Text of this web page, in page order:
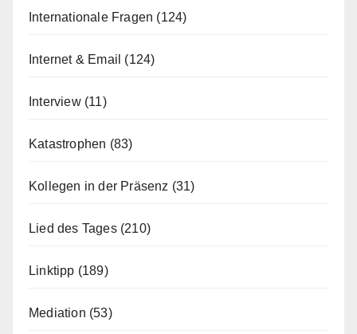
Internationale Fragen (124)
Internet & Email (124)
Interview(11)
Katastrophen (83)
Kollegen in der Präsenz (31)
Lied des Tages(210)
Linktipp (189)
Mediation (53)